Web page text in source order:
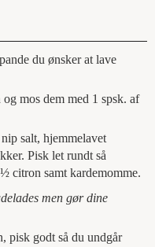
du ønsker at lave
mos dem med 1 spsk. af
salt, hjemmelavet
Pisk let rundt så
citron samt kardemomme.
men gør dine
pisk godt så du undgår